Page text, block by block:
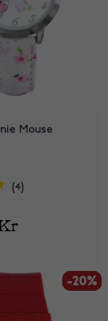
Mouse
4
-20%
-20%